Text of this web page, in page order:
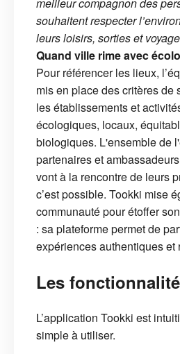
souhaitent respecter
leurs loisirs, sorties et
Quand ville rime avec
Pour référencer les lieux,
mis en place des critères de
les établissements et
écologiques, locaux,
biologiques. L'ensemble de
partenaires et
vont à la rencontre de leurs
c’est possible. Tookki mise
communauté pour étoffer
: sa plateforme permet de
expériences authentiques et
Les
L’application Tookki est
simple à utiliser.